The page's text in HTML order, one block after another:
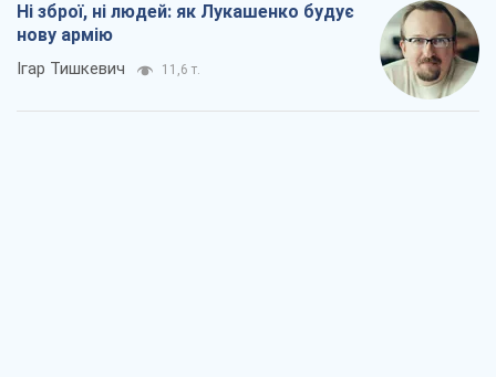
Ні зброї, ні людей: як Лукашенко будує
нову армію
Ігар Тишкевич 11,6 т.